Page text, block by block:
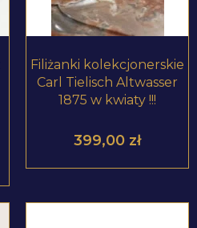
Filiżanki kolekcjonerskie
Carl Tielisch Altwasser
1875 w kwiaty !!!
399,00 zł